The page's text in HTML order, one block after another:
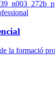
la formació